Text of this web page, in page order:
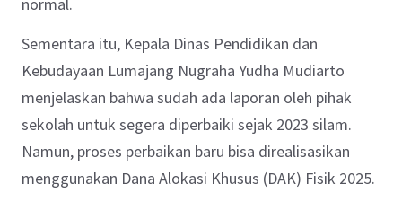
normal.
Sementara itu, Kepala Dinas Pendidikan dan
Kebudayaan Lumajang Nugraha Yudha Mudiarto
menjelaskan bahwa sudah ada laporan oleh pihak
sekolah untuk segera diperbaiki sejak 2023 silam.
Namun, proses perbaikan baru bisa direalisasikan
menggunakan Dana Alokasi Khusus (DAK) Fisik 2025.